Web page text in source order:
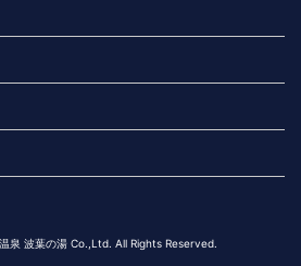
泉 波葉の湯 Co.,Ltd. All Rights Reserved.